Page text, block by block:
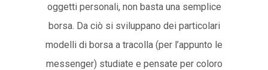
oggetti personali, non basta una semplice
borsa. Da ciò si sviluppano dei particolari
modelli di borsa a tracolla (per l’appunto le
messenger) studiate e pensate per coloro